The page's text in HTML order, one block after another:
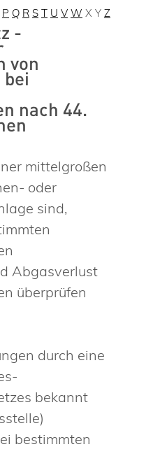
P Q R S T U V W X Y Z
-
von
bei
nach 44.
mittelgroßen
oder
sind,
Abgasverlust
überprüfen
durch eine
bekannt
bestimmten